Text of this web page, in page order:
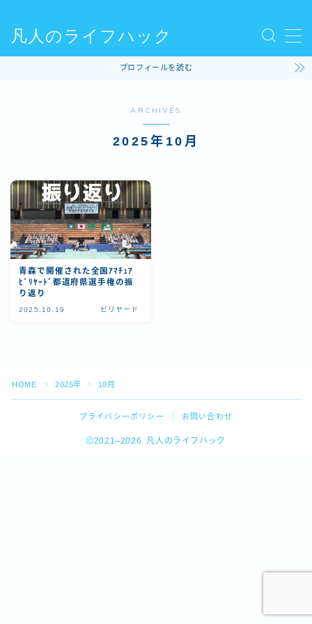
凡人のライフハック
コラム
ビリヤード
プロフィールを読む
ARCHIVES
2025年10月
青森で開催された全国ｱﾏﾁｭｱ
ﾋﾞﾘﾔｰﾄﾞ都道府県選手権の振
り返り
2025.10.19 ビリヤード
HOME ＞ 2025年 ＞ 10月
プライバシーポリシー お問い合わせ
2021–2026 凡人のライフハック